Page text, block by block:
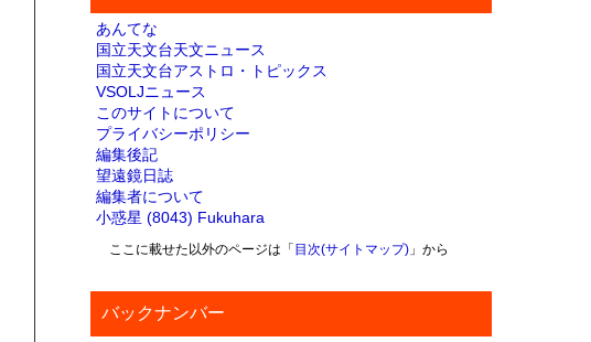
あんてな
国立天文台天文ニュース
国立天文台アストロ・トピックス
VSOLJニュース
このサイトについて
プライバシーポリシー
編集後記
望遠鏡日誌
編集者について
小惑星 (8043) Fukuhara
ここに載せた以外のページは「 目次(サイトマップ)」から
バックナンバー